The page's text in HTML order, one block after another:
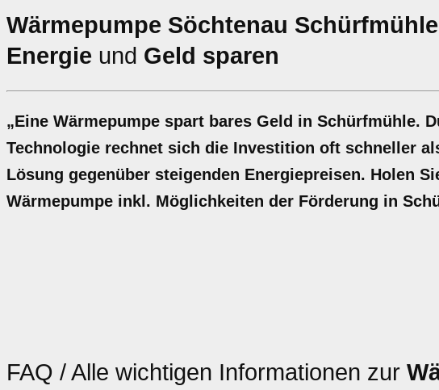
Wärmepumpe Söchtenau
Energie und Geld sparen
„Eine Wärmepumpe spart bares Geld in Schürfmühle.
Technologie rechnet sich die Investition oft schneller
Lösung gegenüber steigenden Energiepreisen. Holen
Wärmepumpe inkl. Möglichkeiten der Förderung in
FAQ / Alle wichtigen Informationen zur